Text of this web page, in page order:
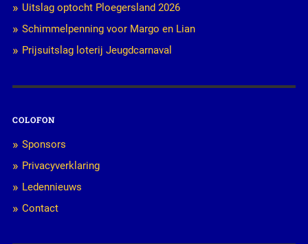
Uitslag optocht Ploegersland 2026
Schimmelpenning voor Margo en Lian
Prijsuitslag loterij Jeugdcarnaval
COLOFON
Sponsors
Privacyverklaring
Ledennieuws
Contact